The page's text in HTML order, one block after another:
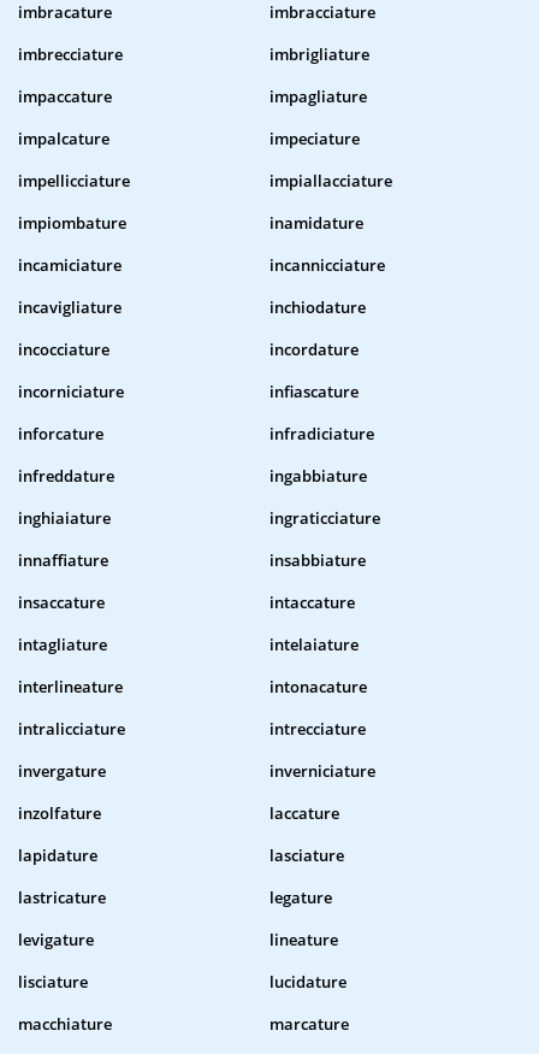
imbracature
imbracciature
imbrecciature
imbrigliature
impaccature
impagliature
impalcature
impeciature
impellicciature
impiallacciature
impiombature
inamidature
incamiciature
incannicciature
incavigliature
inchiodature
incocciature
incordature
incorniciature
infiascature
inforcature
infradiciature
infreddature
ingabbiature
inghiaiature
ingraticciature
innaffiature
insabbiature
insaccature
intaccature
intagliature
intelaiature
interlineature
intonacature
intralicciature
intrecciature
invergature
inverniciature
inzolfature
laccature
lapidature
lasciature
lastricature
legature
levigature
lineature
lisciature
lucidature
macchiature
marcature